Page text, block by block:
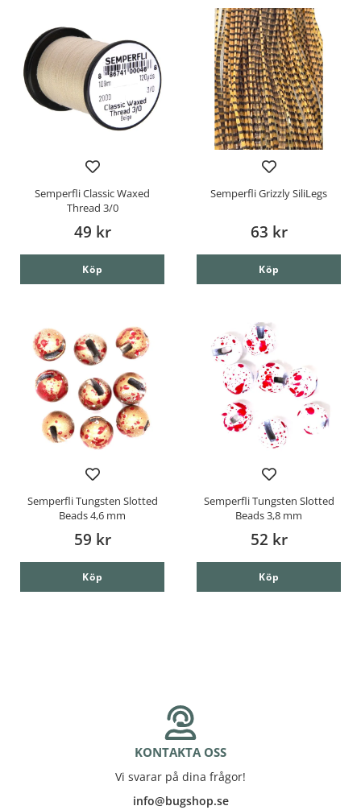
Semperfli Classic Waxed
Thread 3/0
49 kr
Köp
Semperfli Grizzly SiliLegs
63 kr
Köp
Semperfli Tungsten Slotted
Beads 4,6 mm
59 kr
Köp
Semperfli Tungsten Slotted
Beads 3,8 mm
52 kr
Köp
KONTAKTA OSS
Vi svarar på dina frågor!
info@bugshop.se